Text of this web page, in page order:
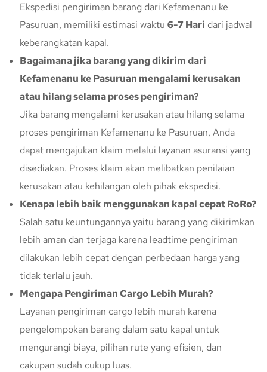
Ekspedisi pengiriman barang dari Kefamenanu ke
Pasuruan, memiliki estimasi waktu 6-7 Hari dari jadwal
keberangkatan kapal.
Bagaimana jika barang yang dikirim dari
Kefamenanu ke Pasuruan mengalami kerusakan
atau hilang selama proses pengiriman?
Jika barang mengalami kerusakan atau hilang selama
proses pengiriman Kefamenanu ke Pasuruan, Anda
dapat mengajukan klaim melalui layanan asuransi yang
disediakan. Proses klaim akan melibatkan penilaian
kerusakan atau kehilangan oleh pihak ekspedisi.
Kenapa lebih baik menggunakan kapal cepat RoRo?
Salah satu keuntungannya yaitu barang yang dikirimkan
lebih aman dan terjaga karena leadtime pengiriman
dilakukan lebih cepat dengan perbedaan harga yang
tidak terlalu jauh.
Mengapa Pengiriman Cargo Lebih Murah?
Layanan pengiriman cargo lebih murah karena
pengelompokan barang dalam satu kapal untuk
mengurangi biaya, pilihan rute yang efisien, dan
cakupan sudah cukup luas.